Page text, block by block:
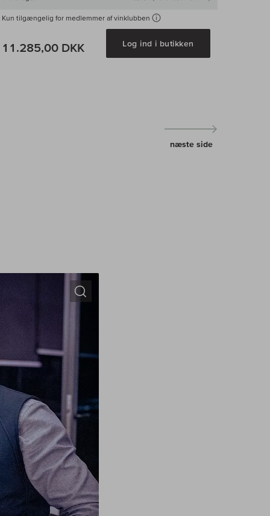
Kun tilgængelig for medlemmer af vinklubben
11.285,00 DKK Log ind i butikken
næste side